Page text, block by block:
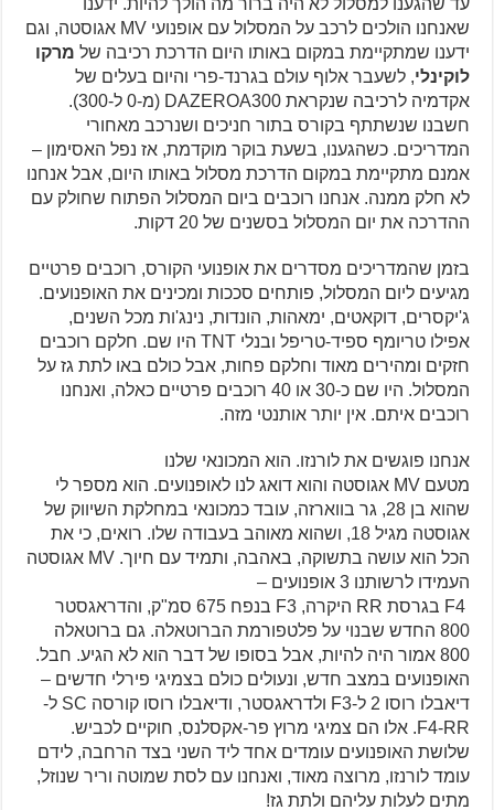
שאנחנו הולכים לרכב על המסלול עם אופנועי MV אגוסטה, וגם
ידענו שמתקיימת במקום באותו היום הדרכת רכיבה של מרקו
לוקינלי, לשעבר אלוף עולם בגרנד-פרי והיום בעלים של
אקדמיה לרכיבה שנקראת DAZEROA300 (מ-0 ל-300).
חשבנו שנשתתף בקורס בתור חניכים ושנרכב מאחורי
המדריכים. כשהגענו, בשעת בוקר מוקדמת, אז נפל האסימון –
אמנם מתקיימת במקום הדרכת מסלול באותו היום, אבל אנחנו
לא חלק ממנה. אנחנו רוכבים ביום המסלול הפתוח שחולק עם
ההדרכה את יום המסלול בסשנים של 20 דקות.
בזמן שהמדריכים מסדרים את אופנועי הקורס, רוכבים פרטיים
מגיעים ליום המסלול, פותחים סככות ומכינים את האופנועים.
ג'יקסרים, דוקאטים, ימאהות, הונדות, נינג'ות מכל השנים,
אפילו טריומף ספיד-טריפל ובנלי TNT היו שם. חלקם רוכבים
חזקים ומהירים מאוד וחלקם פחות, אבל כולם באו לתת גז על
המסלול. היו שם כ-30 או 40 רוכבים פרטיים כאלה, ואנחנו
רוכבים איתם. אין יותר אותנטי מזה.
אנחנו פוגשים את לורנזו. הוא המכונאי שלנו
מטעם MV אגוסטה והוא דואג לנו לאופנועים. הוא מספר לי
שהוא בן 28, גר בווארזה, עובד כמכונאי במחלקת השיווק של
אגוסטה מגיל 18, ושהוא מאוהב בעבודה שלו. רואים, כי את
הכל הוא עושה בתשוקה, באהבה, ותמיד עם חיוך. MV אגוסטה
העמידו לרשותנו 3 אופנועים –
F4 בגרסת RR היקרה, F3 בנפח 675 סמ"ק, והדראגסטר
800 החדש שבנוי על פלטפורמת הברוטאלה. גם ברוטאלה
800 אמור היה להיות, אבל בסופו של דבר הוא לא הגיע. חבל.
האופנועים במצב חדש, ונעולים כולם בצמיגי פירלי חדשים –
דיאבלו רוסו 2 ל-F3 ולדראגסטר, ודיאבלו רוסו קורסה SC ל-
F4-RR. אלו הם צמיגי מרוץ פר-אקסלנס, חוקיים לכביש.
שלושת האופנועים עומדים אחד ליד השני בצד הרחבה, לידם
עומד לורנזו, מרוצה מאוד, ואנחנו עם לסת שמוטה וריר שנוזל,
מתים לעלות עליהם ולתת גז!